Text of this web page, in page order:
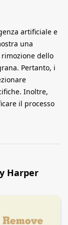
artificiale e
una
dello
Pertanto, i
Inoltre,
il processo
Harper